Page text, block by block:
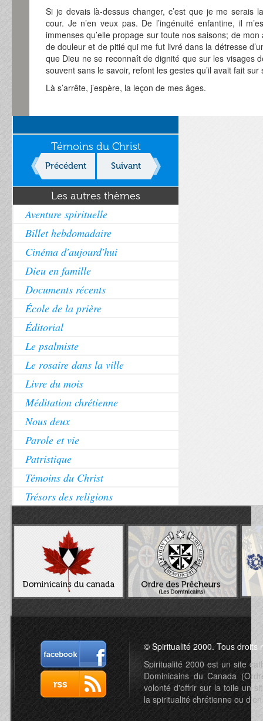
Si je devais là-dessus changer, c’est que je me serais
cour. Je n’en veux pas. De l’ingénuité enfantine, il
immenses qu’elle propage sur toute nos saisons; de
de douleur et de pitié qui me fut livré dans la détresse
que Dieu ne se reconnaît de dignité que sur les visages
souvent sans le savoir, refont les gestes qu’il avait fait
Là s’arrête, j’espère, la leçon de mes âges.
Témoins du Christ
Précédent Suivant
Les autres thèmes
Aventure spirituelle
Billet hebdomadaire
Cinéma d'aujourd'hui
Dieu en famille
Documents récents
École de la prière
Éditorial
Le psalmiste
Le rosaire dans la ville
Livre du mois
Méditation chrétienne
Nous deux
Parole et vie
Patristique
Témoins du Christ
Trésors des religions
© Spiritualité 2000. Tous droits
Spiritualité 2000 est un site
Dominicains du Canada
volonté d'offrir sur la toile un
la spiritualité chrétienne ou